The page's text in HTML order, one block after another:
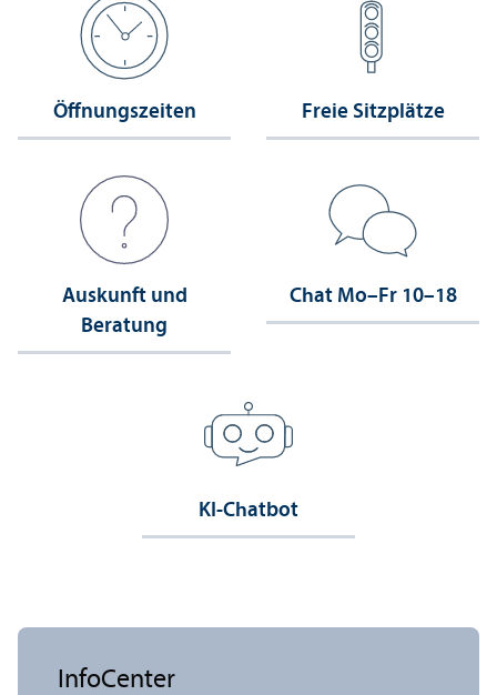
Öffnungs­zeiten Freie Sitzplätze
Auskunft und
Beratung
Chat Mo–Fr 10–18
KI-Chatbot
InfoCenter